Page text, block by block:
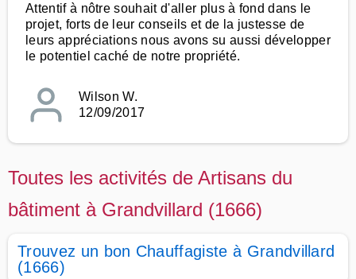
Attentif à nôtre souhait d'aller plus à fond dans le
projet, forts de leur conseils et de la justesse de
leurs appréciations nous avons su aussi développer
le potentiel caché de notre propriété.
Wilson W.
12/09/2017
Toutes les activités de Artisans du
bâtiment à Grandvillard (1666)
Trouvez un bon Chauffagiste à Grandvillard
(1666)